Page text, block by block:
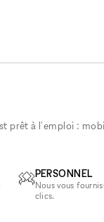
prêt à l'emploi :
PERSONNEL
Nous vous
clics.